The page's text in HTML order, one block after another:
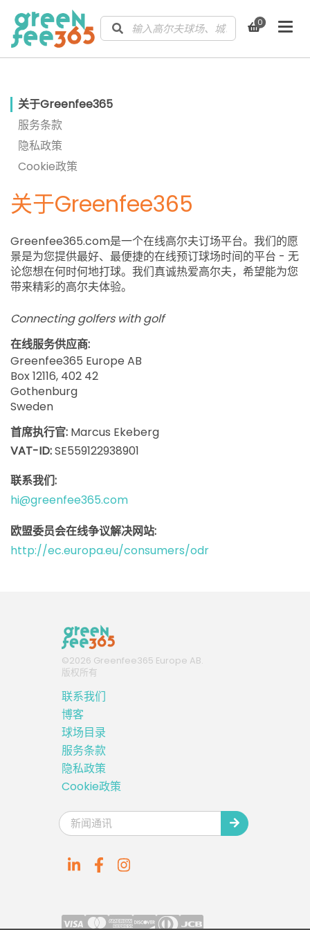
0
关于Greenfee365
服务条款
隐私政策
Cookie政策
关于Greenfee365
Greenfee365.com是一个在线高尔夫订场平台。我们的愿
景是为您提供最好、最便捷的在线预订球场时间的平台 - 无
论您想在何时何地打球。我们真诚热爱高尔夫，希望能为您
带来精彩的高尔夫体验。
Connecting golfers with golf
在线服务供应商:
Greenfee365 Europe AB
Box 12116, 402 42
Gothenburg
Sweden
首席执行官: Marcus Ekeberg
VAT-ID:SE559122938901
联系我们:
hi@greenfee365.com
欧盟委员会在线争议解决网站:
http://ec.europa.eu/consumers/odr
©2026 Greenfee365 Europe AB.
版权所有
联系我们
博客
球场目录
服务条款
隐私政策
Cookie政策